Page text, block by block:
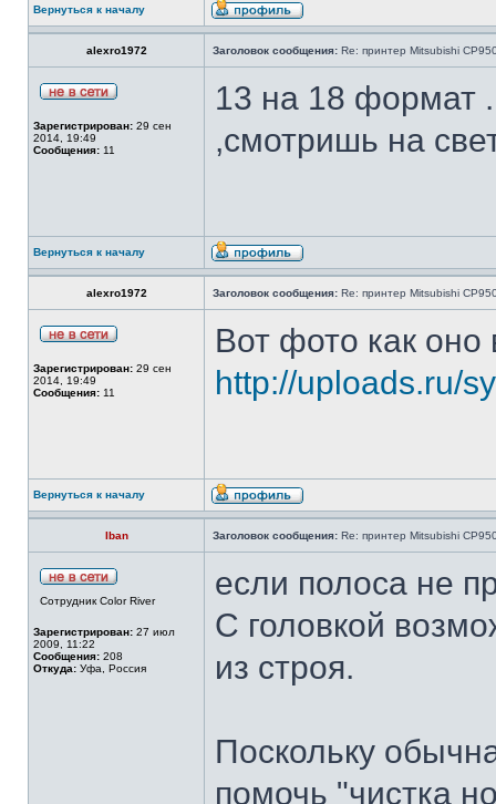
Вернуться к началу
alexro1972 Заголовок сообщения: Re: принтер Mitsubishi
Зарегистрирован: 29 сен
2014, 19:49
Сообщения: 11
13 на 18 формат
,смотришь на
Вернуться к началу
alexro1972 Заголовок сообщения: Re: принтер Mitsubishi
Зарегистрирован: 29 сен
2014, 19:49
Сообщения: 11
Вот фото как оно
http://uploads.ru/
Вернуться к началу
Iban Заголовок сообщения: Re: принтер Mitsubishi
Сотрудник Color River
Зарегистрирован: 27 июл
2009, 11:22
Сообщения: 208
Откуда: Уфа, Россия
если полоса не
С головкой
из строя.
Поскольку
помочь "чистка